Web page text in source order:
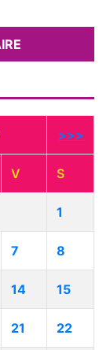
>>>
V S
1
7 8
14 15
21 22